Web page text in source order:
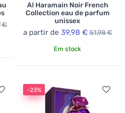
€
Al Haramain Noir French
Collection eau de parfum
unissex
a partir de 39,98 € 51,98 €
Em stock
-23%